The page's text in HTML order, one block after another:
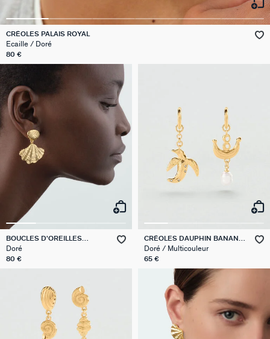
VICTOIRE
GÉNÉRATION AGATHA
SUR LA PEAU
CRÉOLES PALAIS ROYAL
Ecaille / Doré
80 €
BOUCLES D'OREILLES
PENDANTES CALYPSO
Doré
80 €
CRÉOLES DAUPHIN BANANE
PANGEA
Doré / Multicouleur
65 €